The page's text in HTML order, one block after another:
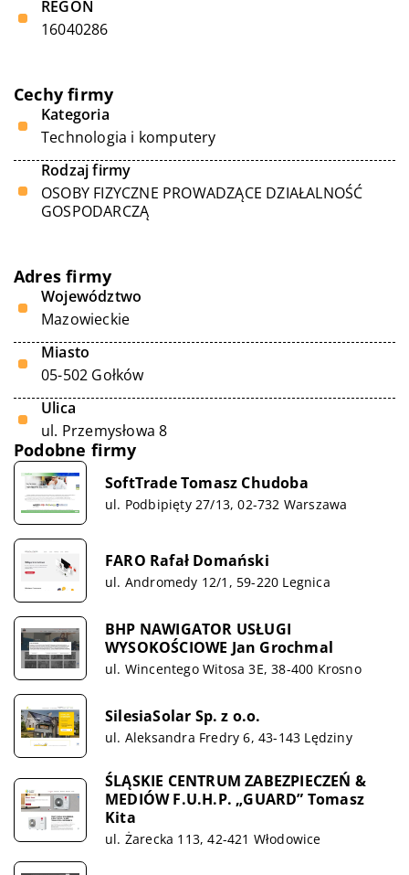
REGON
16040286
Cechy firmy
Kategoria
Technologia i komputery
Rodzaj firmy
OSOBY FIZYCZNE PROWADZĄCE DZIAŁALNOŚĆ
GOSPODARCZĄ
Adres firmy
Województwo
Mazowieckie
Miasto
05-502 Gołków
Ulica
ul. Przemysłowa 8
Podobne firmy
SoftTrade Tomasz Chudoba
ul. Podbipięty 27/13, 02-732 Warszawa
FARO Rafał Domański
ul. Andromedy 12/1, 59-220 Legnica
BHP NAWIGATOR USŁUGI
WYSOKOŚCIOWE Jan Grochmal
ul. Wincentego Witosa 3E, 38-400 Krosno
SilesiaSolar Sp. z o.o.
ul. Aleksandra Fredry 6, 43-143 Lędziny
ŚLĄSKIE CENTRUM ZABEZPIECZEŃ &
MEDIÓW F.U.H.P. „GUARD” Tomasz
Kita
ul. Żarecka 113, 42-421 Włodowice